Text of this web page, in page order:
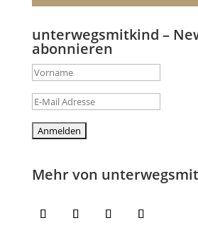
unterwegsmitkind –
abonnieren
Mehr von